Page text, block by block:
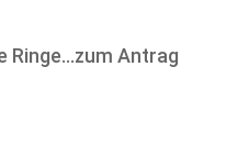
Ringe…zum Antrag